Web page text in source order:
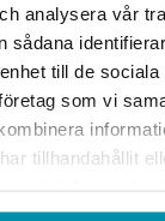
analysera vår
sådana
till de sociala
som vi
tillhandahållit
3
Pris inkl.
Jag handlar som:
moms
Privat
Inkl.